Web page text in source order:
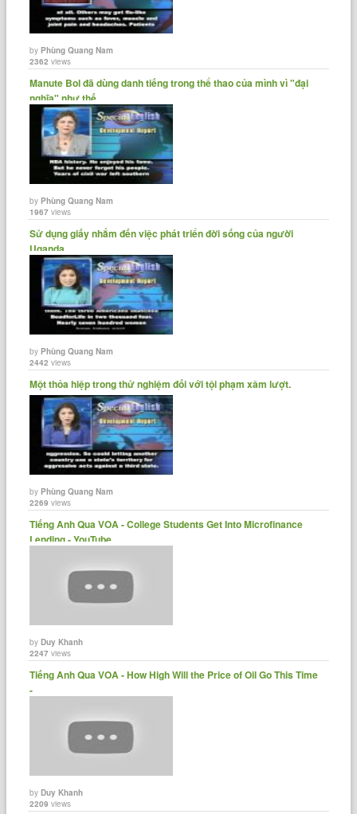
byPhùng Quang Nam
2362 views
Manute Bol đã dùng danh tiếng trong thể thao của mình vì "đại
nghĩa" như thế......
byPhùng Quang Nam
1967 views
Sử dụng giấy nhắm đến việc phát triển đời sống của người
Uganda.
byPhùng Quang Nam
2442 views
Một thỏa hiệp trong thử nghiệm đối với tội phạm xâm lượt.
byPhùng Quang Nam
2269 views
Tiếng Anh Qua VOA - College Students Get Into Microfinance
Lending - YouTube
byDuy Khanh
2247 views
Tiếng Anh Qua VOA - How High Will the Price of Oil Go This Time
-......
byDuy Khanh
2209 views